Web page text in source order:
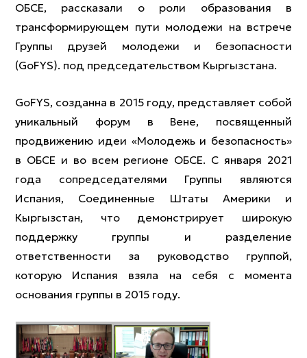
ОБСЕ, рассказали о роли образования в
трансформирующем пути молодежи на встрече
Группы друзей молодежи и безопасности
(GoFYS). под председательством Кыргызстана.
GoFYS, созданна в 2015 году, представляет собой
уникальный форум в Вене, посвященный
продвижению идеи «Молодежь и безопасность»
в ОБСЕ и во всем регионе ОБСЕ. С января 2021
года сопредседателями Группы являются
Испания, Соединенные Штаты Америки и
Кыргызстан, что демонстрирует широкую
поддержку группы и разделение
ответственности за руководство группой,
которую Испания взяла на себя с момента
основания группы в 2015 году.